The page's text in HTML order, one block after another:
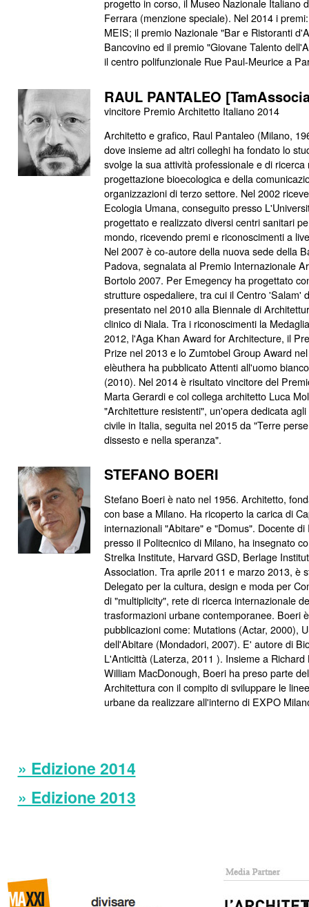
progetto in corso, il Museo Nazionale Italiano
Ferrara (menzione speciale). Nel 2014 i
MEIS; il premio Nazionale "Bar e Ristoranti
Bancovino ed il premio "Giovane Talento
il centro polifunzionale Rue Paul-Meurice a
RAUL PANTALEO
vincitore Premio Architetto Italiano 2014
Architetto e grafico, Raul Pantaleo (Milano,
dove insieme ad altri colleghi ha fondato lo
svolge la sua attività professionale e di ricerca
progettazione bioecologica e della
organizzazioni di terzo settore. Nel 2002
Ecologia Umana, conseguito presso
progettato e realizzato diversi centri sanitari
mondo, ricevendo premi e riconoscimenti a
Nel 2007 è co-autore della nuova sede della
Padova, segnalata al Premio Internazionale
Bortolo 2007. Per Emegency ha progettato
strutture ospedaliere, tra cui il Centro 'Salam'
presentato nel 2010 alla Biennale di
clinico di Niala. Tra i riconoscimenti la
2012, l'Aga Khan Award for Architecture, il
Prize nel 2013 e lo Zumtobel Group Award
elèuthera ha pubblicato Attenti all'uomo
(2010). Nel 2014 è risultato vincitore del
Marta Gerardi e col collega architetto Luca
"Architetture resistenti", un'opera dedicata
civile in Italia, seguita nel 2015 da "Terre
dissesto e nella speranza".
STEFANO BOERI
Stefano Boeri è nato nel 1956. Architetto,
con base a Milano. Ha ricoperto la carica di
internazionali "Abitare" e "Domus". Docente
presso il Politecnico di Milano, ha insegnato
Strelka Institute, Harvard GSD, Berlage
Association. Tra aprile 2011 e marzo 2013, è
Delegato per la cultura, design e moda per
di "multiplicity", rete di ricerca internazionale
trasformazioni urbane contemporanee. Boeri
pubblicazioni come: Mutations (Actar, 2000),
dell'Abitare (Mondadori, 2007). E' autore di
L'Anticittà (Laterza, 2011 ). Insieme a
William MacDonough, Boeri ha preso parte
Architettura con il compito di sviluppare le
urbane da realizzare all'interno di EXPO
» Edizione 2014
» Edizione 2013